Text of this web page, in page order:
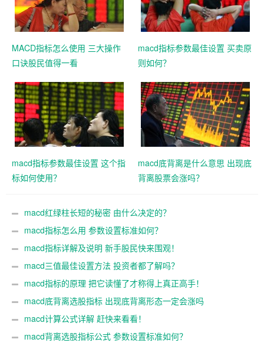
MACD指标怎么使用 三大操作
口诀股民值得一看
macd指标参数最佳设置 买卖原
则如何？
macd指标参数最佳设置 这个指
标如何使用？
macd底背离是什么意思 出现底
背离股票会涨吗？
macd红绿柱长短的秘密 由什么决定的？
macd指标怎么用 参数设置标准如何？
macd指标详解及说明 新手股民快来围观！
macd三值最佳设置方法 投资者都了解吗？
macd指标的原理 把它读懂了才称得上真正高手！
macd底背离选股指标 出现底背离形态一定会涨吗
macd计算公式详解 赶快来看看！
macd背离选股指标公式 参数设置标准如何？